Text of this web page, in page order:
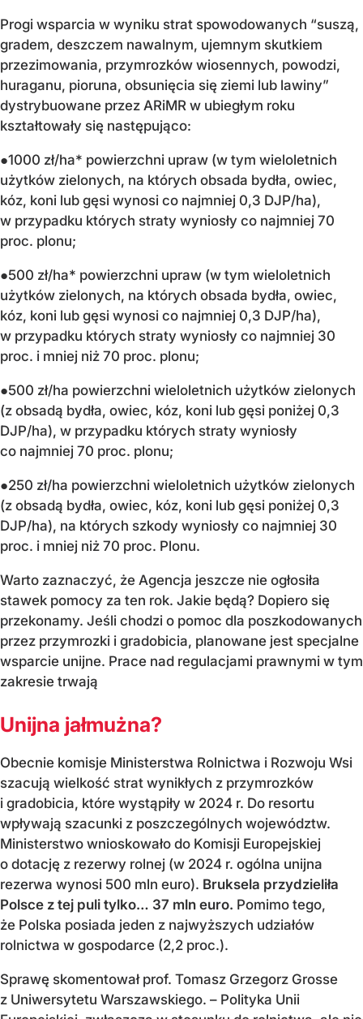
Progi wsparcia w wyniku strat spowodowanych “suszą,
gradem, deszczem nawalnym, ujemnym skutkiem
przezimowania, przymrozków wiosennych, powodzi,
huraganu, pioruna, obsunięcia się ziemi lub lawiny”
dystrybuowane przez ARiMR w ubiegłym roku
kształtowały się następująco:
●1000 zł/ha* powierzchni upraw (w tym wieloletnich
użytków zielonych, na których obsada bydła, owiec,
kóz, koni lub gęsi wynosi co najmniej 0,3 DJP/ha),
w przypadku których straty wyniosły co najmniej 70
proc. plonu;
●500 zł/ha* powierzchni upraw (w tym wieloletnich
użytków zielonych, na których obsada bydła, owiec,
kóz, koni lub gęsi wynosi co najmniej 0,3 DJP/ha),
w przypadku których straty wyniosły co najmniej 30
proc. i mniej niż 70 proc. plonu;
●500 zł/ha powierzchni wieloletnich użytków zielonych
(z obsadą bydła, owiec, kóz, koni lub gęsi poniżej 0,3
DJP/ha), w przypadku których straty wyniosły
co najmniej 70 proc. plonu;
●250 zł/ha powierzchni wieloletnich użytków zielonych
(z obsadą bydła, owiec, kóz, koni lub gęsi poniżej 0,3
DJP/ha), na których szkody wyniosły co najmniej 30
proc. i mniej niż 70 proc. Plonu.
Warto zaznaczyć, że Agencja jeszcze nie ogłosiła
stawek pomocy za ten rok. Jakie będą? Dopiero się
przekonamy. Jeśli chodzi o pomoc dla poszkodowanych
przez przymrozki i gradobicia, planowane jest specjalne
wsparcie unijne. Prace nad regulacjami prawnymi w tym
zakresie trwają
Unijna jałmużna?
Obecnie komisje Ministerstwa Rolnictwa i Rozwoju Wsi
szacują wielkość strat wynikłych z przymrozków
i gradobicia, które wystąpiły w 2024 r. Do resortu
wpływają szacunki z poszczególnych województw.
Ministerstwo wnioskowało do Komisji Europejskiej
o dotację z rezerwy rolnej (w 2024 r. ogólna unijna
rezerwa wynosi 500 mln euro). Bruksela przydzieliła
Polsce z tej puli tylko… 37 mln euro. Pomimo tego,
że Polska posiada jeden z najwyższych udziałów
rolnictwa w gospodarce (2,2 proc.).
Sprawę skomentował prof. Tomasz Grzegorz Grosse
z Uniwersytetu Warszawskiego. – Polityka Unii